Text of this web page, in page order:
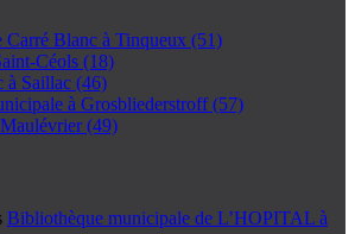
Carré Blanc à Tinqueux (51)
Céols (18)
à Saillac (46)
à Grosbliederstroff (57)
(49)
Bibliothèque municipale de L’HOPITAL à